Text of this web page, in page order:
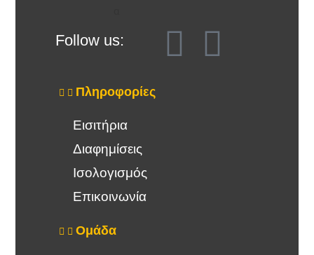
Follow us:
Πληροφορίες
Εισιτήρια
Διαφημίσεις
Ισολογισμός
Επικοινωνία
Ομάδα